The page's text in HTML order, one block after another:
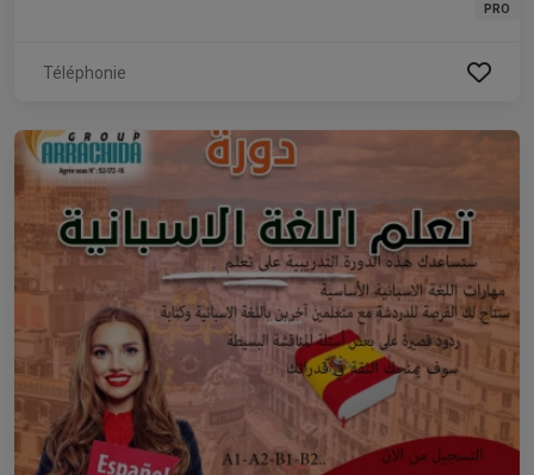
PRO
Téléphonie